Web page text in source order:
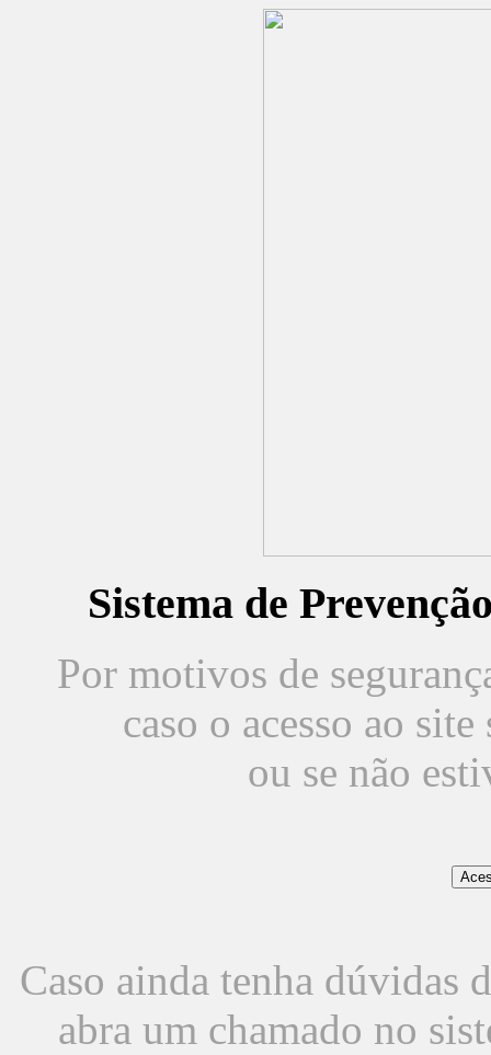
Sistema de
Por motivos de
caso o acesso ao
ou se não
Caso ainda tenha dúvidas
abra um chamado no